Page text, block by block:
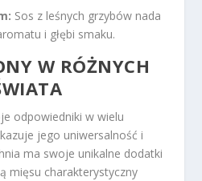
Sos z leśnych grzybów nada
i głębi smaku.
W RÓŻNYCH
odpowiedniki w wielu
jego uniwersalność i
ma swoje unikalne dodatki
mięsu charakterystyczny